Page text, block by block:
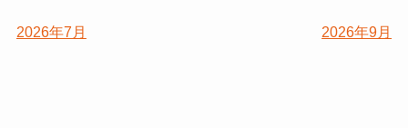
2026年7月 2026年9月